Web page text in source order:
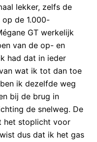
lekker, zelfs de
de 1.000-
GT werkelijk
van de op- en
had dat in ieder
wat ik tot dan toe
ik dezelfde weg
bij de brug in
de snelweg. De
het stoplicht voor
dus dat ik het gas